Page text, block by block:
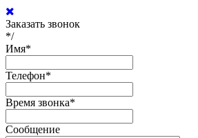
Заказать звонок
*/
Имя*
Телефон*
Время звонка*
Сообщение